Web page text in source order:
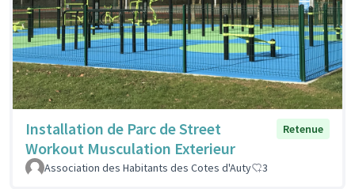
Installation de Parc de Street
Workout Musculation Exterieur
Retenue
Association des Habitants des Cotes d'Auty 3